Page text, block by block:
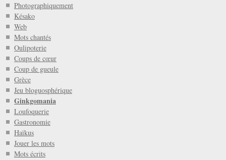
Photographiquement
Késako
Web
Mots chantés
Oulipoterie
Coups de cœur
Coup de gueule
Grèce
Jeu bloguosphérique
Ginkgomania
Loufoquerie
Gastronomie
Haïkus
Jouer les mots
Mots écrits